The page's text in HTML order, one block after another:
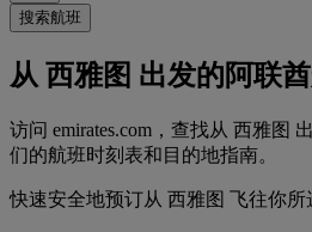
搜索航班
从 西雅图 出发的阿联
访问 emirates.com，查找从 西雅
们的航班时刻表和目的地指南。
快速安全地预订从 西雅图 飞往你所